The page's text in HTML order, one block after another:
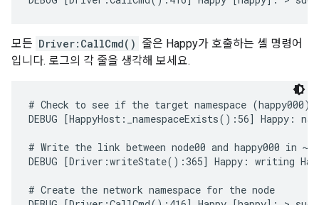
모든 Driver:CallCmd() 줄은 Happy가 호출하는 셸 명령어
입니다. 로그의 각 줄을 생각해 보세요.
# Check to see if the target namespace (happy000)
DEBUG [HappyHost:_namespaceExists():56] Happy:
# Write the link between node00 and happy000 in ~/
DEBUG [Driver:writeState():365] Happy: writing
# Create the network namespace for the node